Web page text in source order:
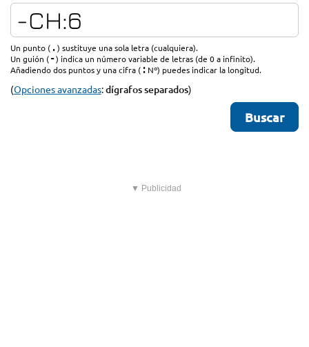
Un punto (.) sustituye una sola letra (cualquiera).
Un guión (-) indica un número variable de letras (de 0 a infinito).
Añadiendo dos puntos y una cifra (: Nº) puedes indicar la longitud.
(Opciones avanzadas:dígrafos separados)
▼ Publicidad